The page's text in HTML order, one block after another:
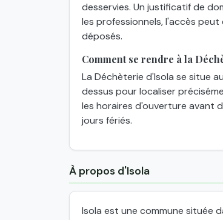
desservies. Un justificatif de
les professionnels, l'accès
déposés.
Comment se rendre à la
La Déchèterie d'Isola se situe
dessus pour localiser
les horaires d'ouverture avant
jours fériés.
À propos d'Isola
Isola est une commune située